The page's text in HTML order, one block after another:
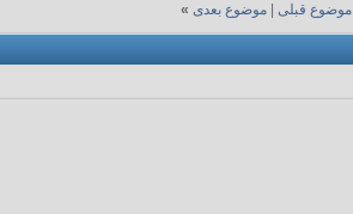
موضوع قبلی |موضوع بعدی »